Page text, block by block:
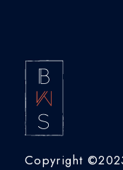
Copyright